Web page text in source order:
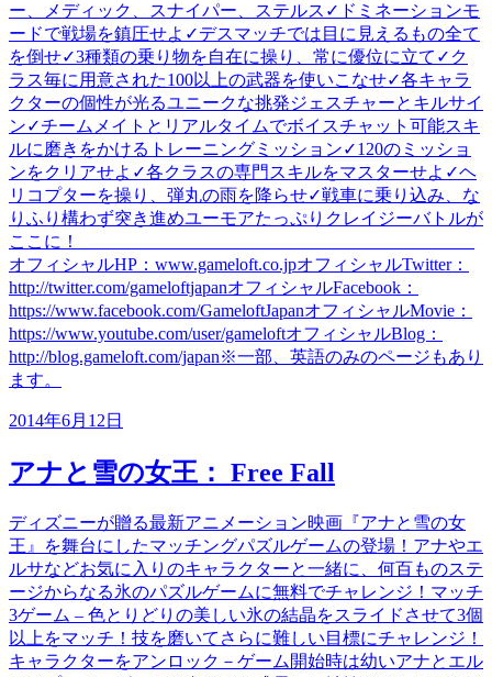
ー、メディック、スナイパー、ステルス✓ドミネーションモ
ードで戦場を鎮圧せよ✓デスマッチでは目に見えるもの全て
を倒せ✓3種類の乗り物を自在に操り、常に優位に立て✓ク
ラス毎に用意された100以上の武器を使いこなせ✓各キャラ
クターの個性が光るユニークな挑発ジェスチャーとキルサイ
ン✓チームメイトとリアルタイムでボイスチャット可能スキ
ルに磨きをかけるトレーニングミッション✓120のミッショ
ンをクリアせよ✓各クラスの専門スキルをマスターせよ✓ヘ
リコプターを操り、弾丸の雨を降らせ✓戦車に乗り込み、な
りふり構わず突き進めユーモアたっぷりクレイジーバトルが
ここに！_____________________________________________
オフィシャルHP：www.gameloft.co.jpオフィシャルTwitter：
http://twitter.com/gameloftjapanオフィシャルFacebook：
https://www.facebook.com/GameloftJapanオフィシャルMovie：
https://www.youtube.com/user/gameloftオフィシャルBlog：
http://blog.gameloft.com/japan※一部、英語のみのページもあり
ます。
2014年6月12日
アナと雪の女王： Free Fall
ディズニーが贈る最新アニメーション映画『アナと雪の女
王』を舞台にしたマッチングパズルゲームの登場！アナやエ
ルサなどお気に入りのキャラクターと一緒に、何百ものステ
ージからなる氷のパズルゲームに無料でチャレンジ！マッチ
3ゲーム – 色とりどりの美しい氷の結晶をスライドさせて3個
以上をマッチ！技を磨いてさらに難しい目標にチャレンジ！
キャラクターをアンロック－ゲーム開始時は幼いアナとエル